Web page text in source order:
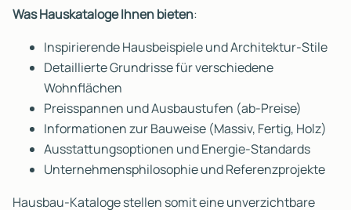
Was Hauskataloge Ihnen bieten:
Inspirierende Hausbeispiele und Architektur-Stile
Detaillierte Grundrisse für verschiedene
Wohnflächen
Preisspannen und Ausbaustufen (ab-Preise)
Informationen zur Bauweise (Massiv, Fertig, Holz)
Ausstattungsoptionen und Energie-Standards
Unternehmensphilosophie und Referenzprojekte
Hausbau-Kataloge stellen somit eine unverzichtbare